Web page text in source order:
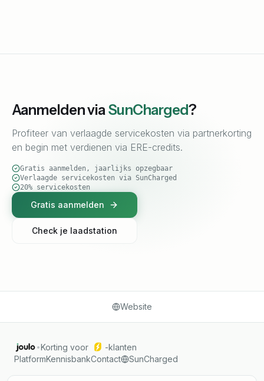
Aanmelden viaSunCharged?
Profiteer van verlaagde servicekosten via partnerkorting
en begin met verdienen via ERE-credits.
Gratis aanmelden, jaarlijks opzegbaar
Verlaagde servicekosten via SunCharged
20% servicekosten
Gratis aanmelden
Check je laadstation
Website
•Korting voor
-klanten
PlatformKennisbankContact SunCharged